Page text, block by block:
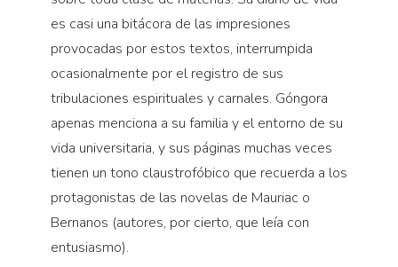
es casi una bitácora de las impresiones
provocadas por estos textos, interrumpida
ocasionalmente por el registro de sus
tribulaciones espirituales y carnales. Góngora
apenas menciona a su familia y el entorno de su
vida universitaria, y sus páginas muchas veces
tienen un tono claustrofóbico que recuerda a los
protagonistas de las novelas de Mauriac o
Bernanos (autores, por cierto, que leía con
entusiasmo).